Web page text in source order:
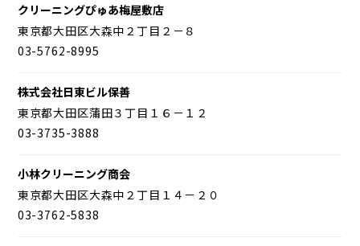
クリーニングぴゅあ梅屋敷店
東京都大田区大森中２丁目２－８
03-5762-8995
株式会社日東ビル保善
東京都大田区蒲田３丁目１６－１２
03-3735-3888
小林クリーニング商会
東京都大田区大森中２丁目１４－２０
03-3762-5838